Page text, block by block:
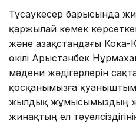
Тұсаукесер барысында
қаржылай көмек
және Қазақстандағы
өкілі Арыстанбек
мәдени жәдігерлерін
қосқанымызға
жылдық жұмысымыздың
жинақтың ел